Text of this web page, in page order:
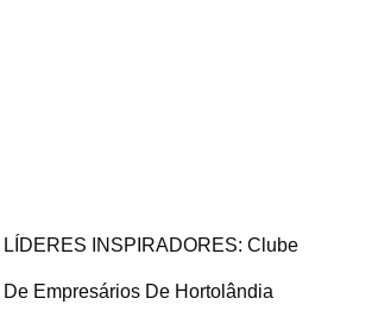
LÍDERES INSPIRADORES: Clube
De Empresários De Hortolândia